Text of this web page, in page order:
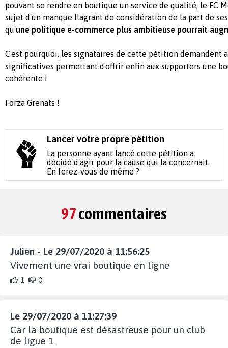
pouvant se rendre en boutique un service de qualité, le FC
sujet d'un manque flagrant de considération de la part de
qu'une politique e-commerce plus ambitieuse pourrait
C'est pourquoi, les signataires de cette pétition demandent
significatives permettant d'offrir enfin aux supporters une
cohérente !
Forza Grenats !
Lancer votre propre pétition
La personne ayant lancé cette pétition a
décidé d'agir pour la cause qui la concernait.
En ferez-vous de même ?
97commentaires
Julien - Le 29/07/2020 à 11:56:25
Vivement une vrai boutique en ligne
1 0
Le 29/07/2020 à 11:27:39
Car la boutique est désastreuse pour un club
de ligue 1